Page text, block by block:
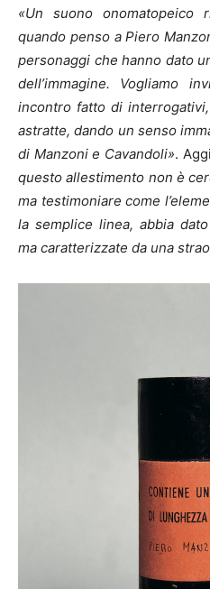
«Un suono onomatopeico
quando penso a Piero
personaggi che hanno dato
dell’immagine. Vogliamo
incontro fatto di
astratte, dando un senso
di Manzoni e Cavandoli».
questo allestimento non è
ma testimoniare come
la semplice linea, abbia
ma caratterizzate da una